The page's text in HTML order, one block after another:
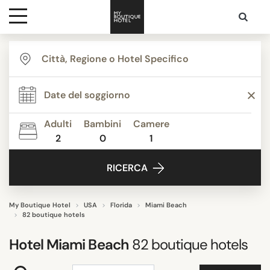
Destinazioni
Ispirazione
Contatti
Adulti
2
Bambini
0
Camere
1
RICERCA
My Boutique Hotel USA Florida
Miami Beach
82 boutique hotels
HotelMiami Beach 82boutique hotels
THEMI
Appartamenti
Beach Resorts
Boutique Hotels
Budget Hotels
Classico contemporaneo
Grand Luxe
Mostra tutti
STILE STRUTTURA